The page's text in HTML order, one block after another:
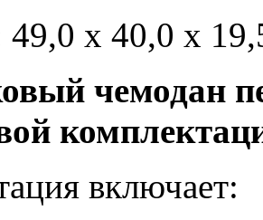
х 40,0 х
чемодан
включает: